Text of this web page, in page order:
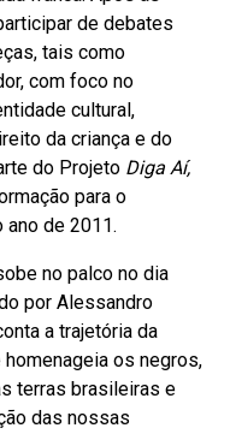
de debates
tais como
com foco no
cultural,
da criança e do
do Projeto Diga Aí,
para o
ano de 2011.
no palco no dia
por Alessandro
a trajetória da
os negros,
terras brasileiras e
das nossas